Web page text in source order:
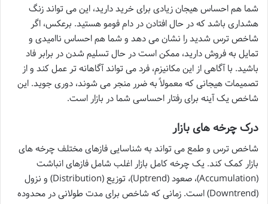
شما هم احساس هیجان زیادی برای خرید دارید، این می تواند زنگ
هشداری باشد که در حال افتادن در دام فومو هستید. برعکس، اگر
شاخص ترس شدید را نشان می دهد و شما هم احساس ناامیدی و
تمایل به فروش دارید، ممکن است در حال تسلیم شدن در برابر فاد
باشید. با آگاهی از این مکانیزم، فرد می تواند آگاهانه تر عمل کند و از
تصمیمات هیجانی که معمولاً به ضرر منجر می شوند، دوری جوید. این
شاخص یک آینه برای رفتار احساسی شما در بازار است.
درک چرخه های بازار
شاخص ترس و طمع می تواند به شناسایی فازهای مختلف چرخه های
بازار کمک کند. یک چرخه کامل بازار اغلب شامل فازهای انباشت
(Accumulation)، صعود (Uptrend)، توزیع (Distribution) و نزول
(Downtrend) است. زمانی که شاخص برای مدت طولانی در محدوده